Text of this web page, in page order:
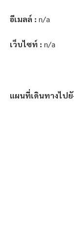
อีเมลล์ : n/a
เว็บไซท์ : n/a
แผนที่เดินทางไป